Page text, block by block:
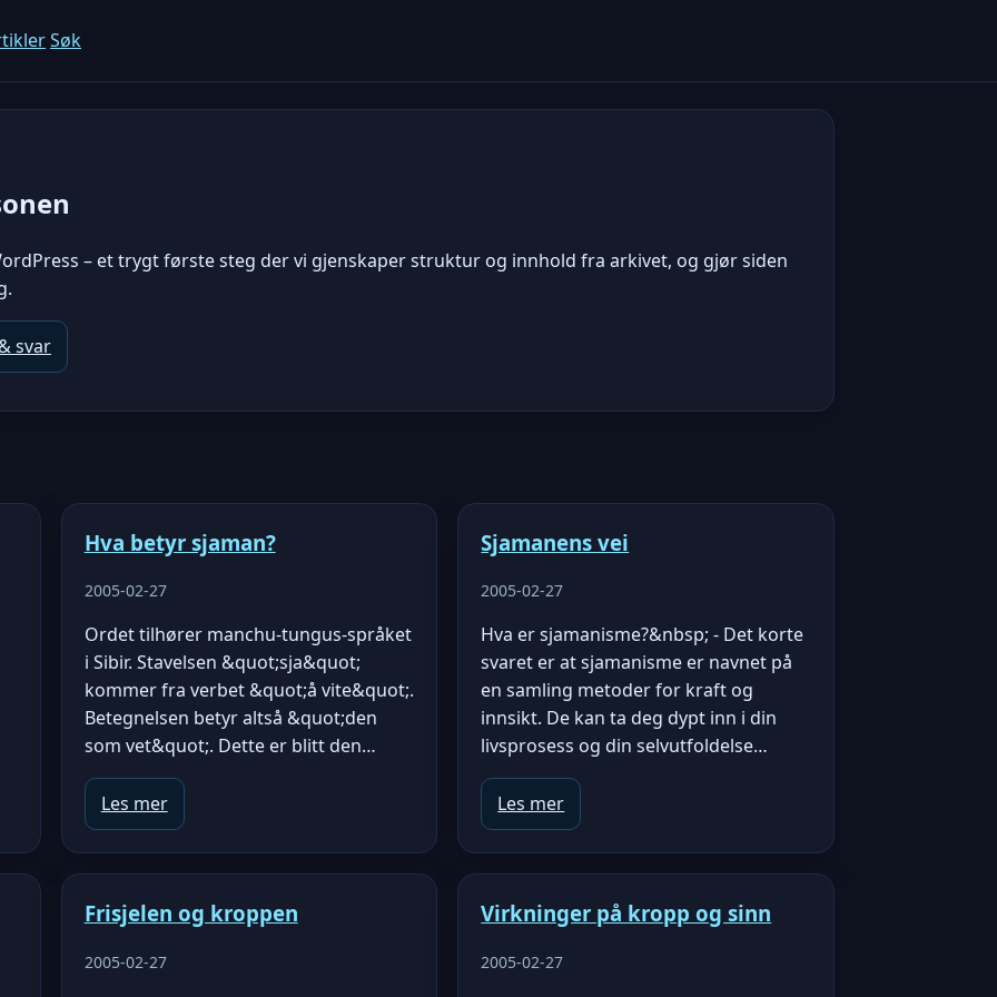
Søk
– et trygt første steg der vi gjenskaper struktur og innhold fra arkivet, og gjør siden
svar
Hva betyr sjaman?
2005-02-27
Ordet tilhører manchu-tungus-språket
i Sibir. Stavelsen &quot;sja&quot;
kommer fra verbet &quot;å vite&quot;.
Betegnelsen betyr altså &quot;den
som vet&quot;. Dette er blitt den…
Les mer
Sjamanens vei
2005-02-27
Hva er sjamanisme?&nbsp; - Det korte
svaret er at sjamanisme er navnet på
en samling metoder for kraft og
innsikt. De kan ta deg dypt inn i din
livsprosess og din selvutfoldelse…
Les mer
Frisjelen og kroppen
2005-02-27
Virkninger på kropp og sinn
2005-02-27